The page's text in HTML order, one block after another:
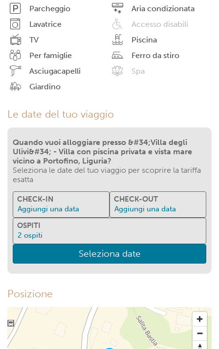
Parcheggio
Aria condizionata
Lavatrice
Accesso disabili
TV
Piscina
Per famiglie
Ferro da stiro
Asciugacapelli
Spa
Giardino
Le date del tuo viaggio
Quando vuoi alloggiare presso &#34;Villa degli
Ulivi&#34; - Villa con piscina privata e vista mare
vicino a Portofino, Liguria?
Seleziona le date del tuo viaggio per scoprire la tariffa
esatta
CHECK-IN
Aggiungi una data
CHECK-OUT
Aggiungi una data
OSPITI
2 ospiti
Seleziona date
Posizione